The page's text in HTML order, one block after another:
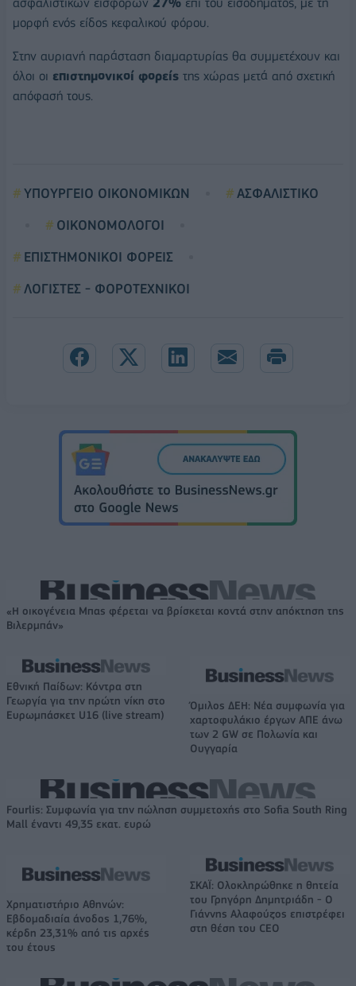
ασφαλιστικών εισφορών 27% επί του εισοδήματος, με τη
μορφή ενός είδος κεφαλικού φόρου.
Στην αυριανή παράσταση διαμαρτυρίας θα συμμετέχουν και
όλοι οι επιστημονικοί φορείς της χώρας μετά από σχετική
απόφασή τους.
ΥΠΟΥΡΓΕΙΟ ΟΙΚΟΝΟΜΙΚΩΝ
ΑΣΦΑΛΙΣΤΙΚΟ
ΟΙΚΟΝΟΜΟΛΟΓΟΙ
ΕΠΙΣΤΗΜΟΝΙΚΟΙ ΦΟΡΕΙΣ
ΛΟΓΙΣΤΕΣ - ΦΟΡΟΤΕΧΝΙΚΟΙ
«Η οικογένεια Μπας φέρεται να βρίσκεται κοντά στην απόκτηση της
Βιλερμπάν»
Εθνική Παίδων: Κόντρα στη
Γεωργία για την πρώτη νίκη στο
Ευρωμπάσκετ U16 (live stream)
Όμιλος ΔΕΗ: Νέα συμφωνία για
χαρτοφυλάκιο έργων ΑΠΕ άνω
των 2 GW σε Πολωνία και
Ουγγαρία
Fourlis: Συμφωνία για την πώληση συμμετοχής στο Sofia South Ring
Mall έναντι 49,35 εκατ. ευρώ
Χρηματιστήριο Αθηνών:
Εβδομαδιαία άνοδος 1,76%,
κέρδη 23,31% από τις αρχές
του έτους
ΣΚΑΪ: Ολοκληρώθηκε η θητεία
του Γρηγόρη Δημητριάδη - Ο
Γιάννης Αλαφούζος επιστρέφει
στη θέση του CEO